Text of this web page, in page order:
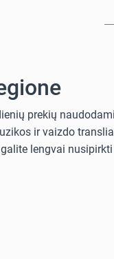
prekių naudodami
ir vaizdo
lengvai